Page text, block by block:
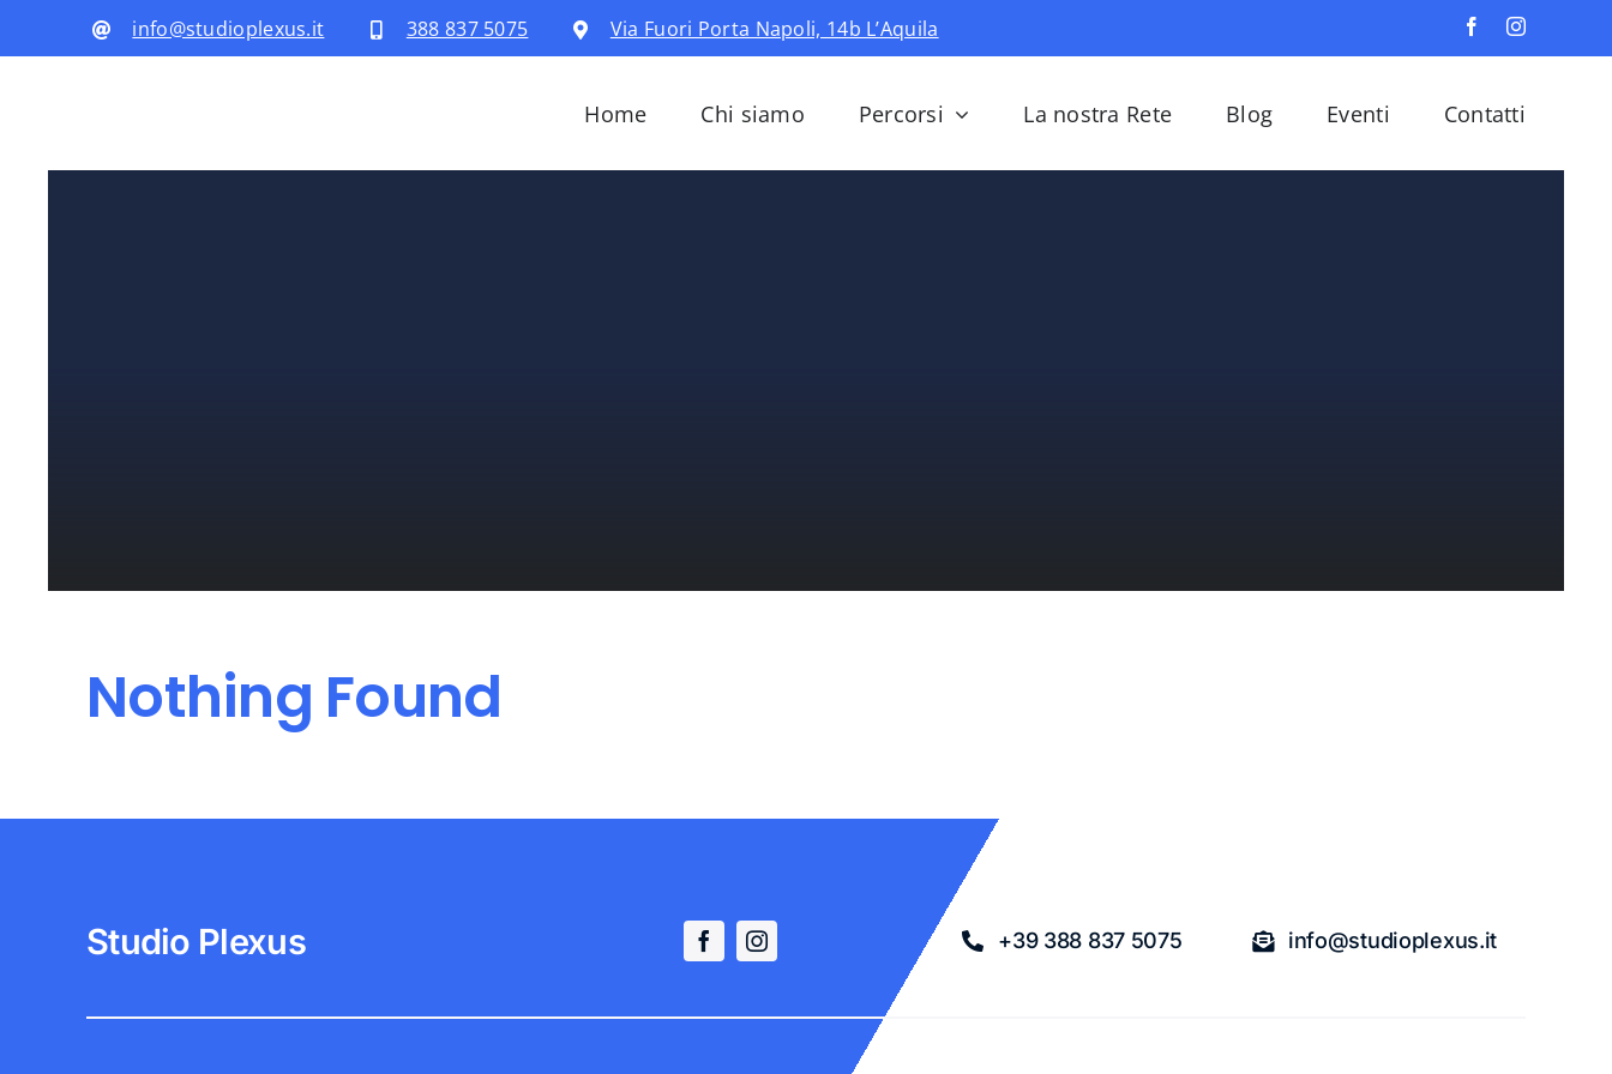
al
info@studioplexus.it 388 837 5075 Via Fuori Porta Napoli, 14b L’Aquila
Home Chi siamo Percorsi La nostra Rete Blog Eventi Contatti
Nothing Found
Studio Plexus +39 388 837 5075 info@studioplexus.it